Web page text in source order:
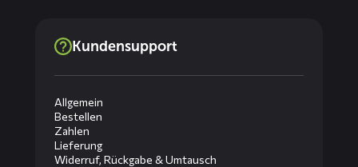
Kundensupport
Allgemein
Bestellen
Zahlen
Lieferung
Widerruf, Rückgabe & Umtausch